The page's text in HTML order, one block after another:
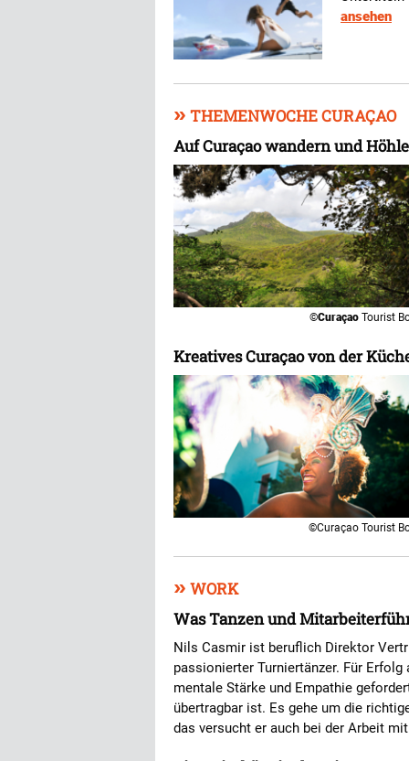
ansehen
» THEMENWOCHE CURAÇAO
Auf Curaçao wandern und
©Curaçao Tourist
Kreatives Curaçao von der
©Curaçao Tourist
» WORK
Was Tanzen und
Nils Casmir ist beruflich Direktor
passionierter Turniertänzer. Für
mentale Stärke und Empathie
übertragbar ist. Es gehe um die
das versucht er auch bei der Arbeit